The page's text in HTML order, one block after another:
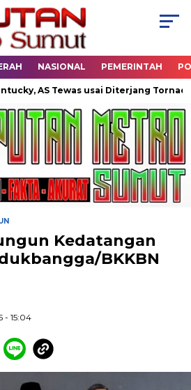
NASIONAL PEMERINTAH
Tewas usai Diterjang Tornado
Kedatangan
BKKBN
- 15:04